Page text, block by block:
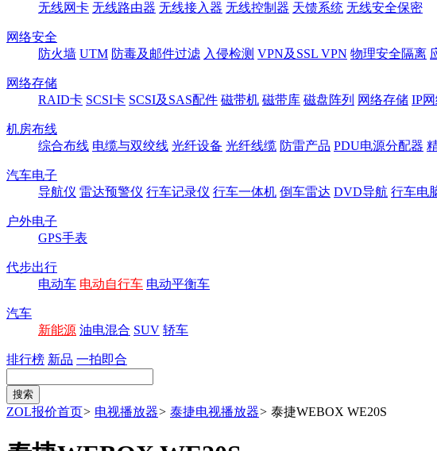
无线网卡 无线路由器 无线接入器 无线控制器 天馈系统 无线安全保密
网络安全
防火墙 UTM 防毒及邮件过滤 入侵检测 VPN及SSL VPN 物理安全隔离
网络存储
RAID卡 SCSI卡 SCSI及SAS配件 磁带机 磁带库 磁盘阵列 网络存储 IP
机房布线
综合布线 电缆与双绞线 光纤设备 光纤线缆 防雷产品 PDU电源分配器
汽车电子
导航仪 雷达预警仪 行车记录仪 行车一体机 倒车雷达 DVD导航 行车电
户外电子
GPS手表
代步出行
电动车 电动自行车 电动平衡车
汽车
新能源 油电混合 SUV 轿车
排行榜 新品 一拍即合
ZOL报价首页> 电视播放器> 泰捷电视播放器> 泰捷WEBOX WE20S